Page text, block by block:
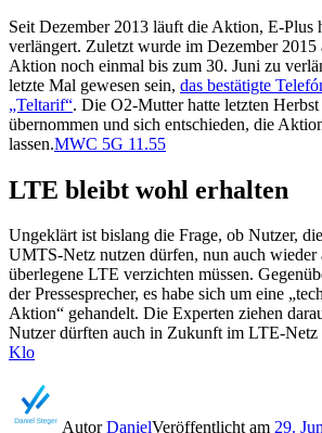
Seit Dezember 2013 läuft die Aktion, E-Plus
verlängert. Zuletzt wurde im Dezember 2015
Aktion noch einmal bis zum 30. Juni zu
letzte Mal gewesen sein, das bestätigte
„Teltarif“. Die O2-Mutter hatte letzten
übernommen und sich entschieden, die
lassen.MWC 5G 11.55
LTE bleibt wohl erhalten
Ungeklärt ist bislang die Frage, ob Nutzer,
UMTS-Netz nutzen dürfen, nun auch wieder
überlegene LTE verzichten müssen.
der Pressesprecher, es habe sich um eine
Aktion“ gehandelt. Die Experten ziehen
Nutzer dürften auch in Zukunft im LTE-Netz
Klo
AutorDanielVeröffentlicht am 29.